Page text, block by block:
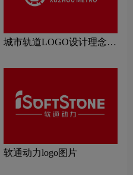
城市轨道LOGO设计理念解
软通动力logo图片